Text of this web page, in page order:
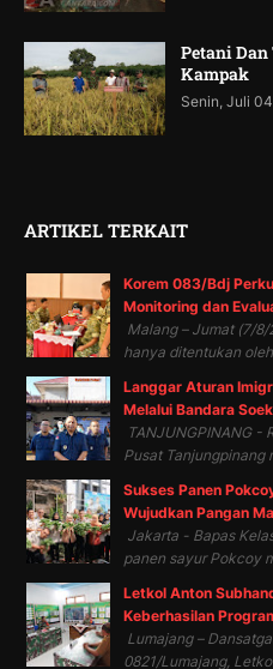
Petani Dan
Kampak
Senin, Juli
ARTIKEL TERKAIT
Korem 083/Bdj
Monitoring dan
Malang – Jumat (7/
hanya ditentukan
Langgar Aturan
Melalui Bandara
TANJUNGPINANG -
Pusat Tanjungpinang
Sukses Panen
Wujudkan Pangan
Jakarta - Bapas
panen sayur Pokcoy
Letkol Anton
Keberhasilan
Lumajang –
0821/Lumajang,